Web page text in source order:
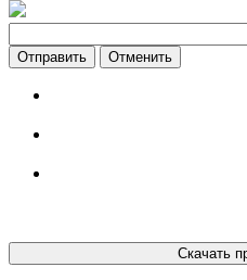
Отменить
Скачать